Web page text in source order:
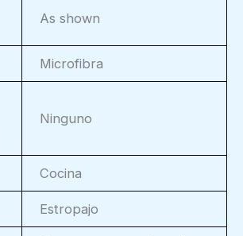
As shown
Microfibra
Ninguno
Cocina
Estropajo